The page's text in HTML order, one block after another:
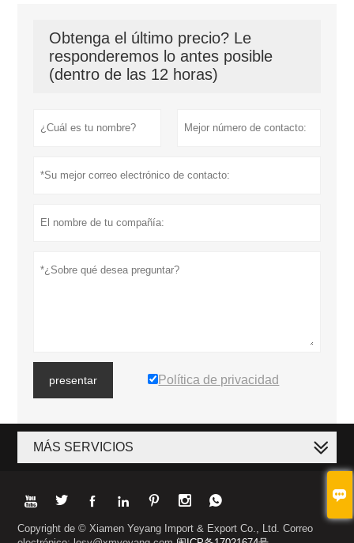

Obtenga el último precio? Le
responderemos lo antes posible
(dentro de las 12 horas)
presentar Política de privacidad
MÁS SERVICIOS
      
Copyright de © Xiamen Yeyang Import & Export Co., Ltd. Correo